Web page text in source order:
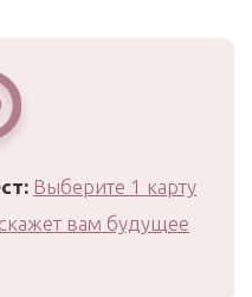
Выберите 1 карту
вам будущее